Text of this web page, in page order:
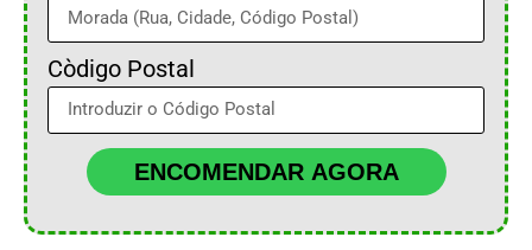
Còdigo Postal
ENCOMENDAR AGORA